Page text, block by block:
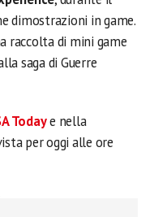
dimostrazioni in game.
raccolta di mini game
saga di Guerre
Todaye nella
per oggi alle ore